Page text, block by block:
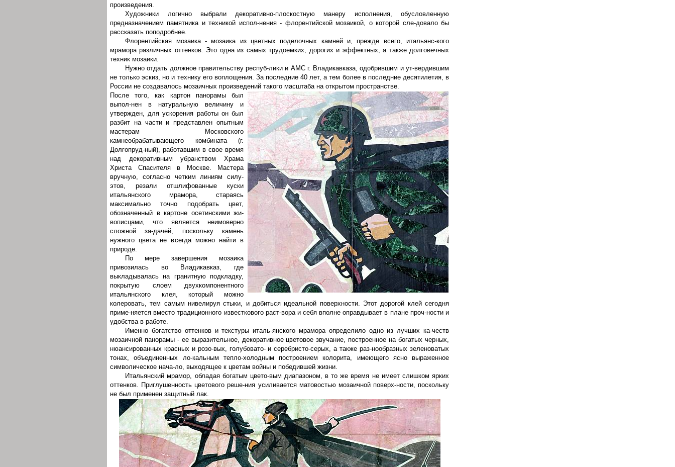
произведения.
Художники логично выбрали декоративно-плоскостную манеру исполнения, обусловленную
предназначением памятника и техникой испол-нения - флорентийской мозаикой, о которой сле-довало бы
рассказать поподробнее.
Флорентийская мозаика - мозаика из цветных поделочных камней и, прежде всего, итальянс-кого
мрамора различных оттенков. Это одна из самых трудоемких, дорогих и эффектных, а также долговечных
техник мозаики.
Нужно отдать должное правительству респуб-лики и АМС г. Владикавказа, одобрившим и ут-вердившим
не только эскиз, но и технику его воплощения. За последние 40 лет, а тем более в последние десятилетия, в
России не создавалось мозаичных произведений такого масштаба на открытом пространстве.
После того, как картон панорамы был
выпол-нен в натуральную величину и
утвержден, для ускорения работы он был
разбит на части и представлен опытным
мастерам Московского
камнеобрабатывающего комбината (г.
Долгопруд-ный), работавшим в свое время
над декоративным убранством Храма
Христа Спасителя в Москве. Мастера
вручную, согласно четким линиям силу-
этов, резали отшлифованные куски
итальянского мрамора, стараясь
максимально точно подобрать цвет,
обозначенный в картоне осетинскими жи-
вописцами, что является неимоверно
сложной за-дачей, поскольку камень
нужного цвета не всегда можно найти в
природе.
По мере завершения мозаика
привозилась во Владикавказ, где
выкладывалась на гранитную подкладку,
покрытую слоем двухкомпонентного
итальянского клея, который можно
колеровать, тем самым нивелируя стыки, и добиться идеальной поверхности. Этот дорогой клей сегодня
приме-няется вместо традиционного известкового раст-вора и себя вполне оправдывает в плане проч-ности и
удобства в работе.
Именно богатство оттенков и текстуры италь-янского мрамора определило одно из лучших ка-честв
мозаичной панорамы - ее выразительное, декоративное цветовое звучание, построенное на богатых черных,
нюансированных красных и розо-вых, голубовато- и серебристо-серых, а также раз-нообразных зеленоватых
тонах, объединенных ло-кальным тепло-холодным построением колорита, имеющего ясно выраженное
символическое нача-ло, выходящее к цветам войны и победившей жизни.
Итальянский мрамор, обладая богатым цвето-вым диапазоном, в то же время не имеет слишком ярких
оттенков. Приглушенность цветового реше-ния усиливается матовостью мозаичной поверх-ности, поскольку
не был применен защитный лак.